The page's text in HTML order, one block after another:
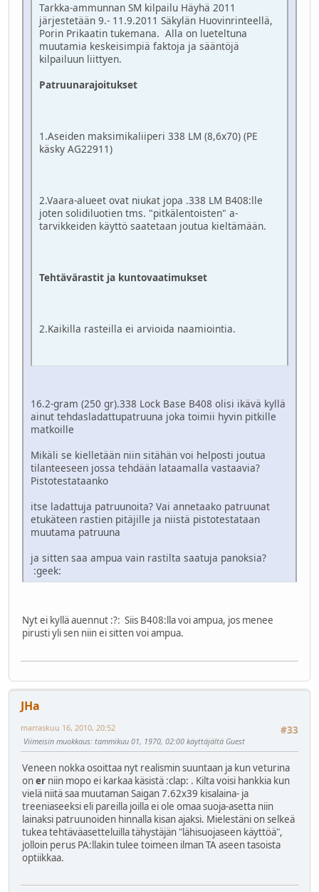
Tarkka-ammunnan SM kilpailu Häyhä 2011
järjestetään 9.- 11.9.2011 Säkylän Huovinrinteellä,
Porin Prikaatin tukemana. Alla on lueteltuna
muutamia keskeisimpiä faktoja ja sääntöjä
kilpailuun liittyen.
Patruunarajoitukset
1.Aseiden maksimikaliiperi 338 LM (8,6x70) (PE
käsky AG22911)
2.Vaara-alueet ovat niukat jopa .338 LM B408:lle
joten solidiluotien tms. "pitkälentoisten" a-
tarvikkeiden käyttö saatetaan joutua kieltämään.
Tehtävärastit ja kuntovaatimukset
2.Kaikilla rasteilla ei arvioida naamiointia.
16.2-gram (250 gr).338 Lock Base B408 olisi ikävä kyllä
ainut tehdasladattupatruuna joka toimii hyvin pitkille
matkoille
Mikäli se kielletään niin sitähän voi helposti joutua
tilanteeseen jossa tehdään lataamalla vastaavia?
Pistotestataanko
itse ladattuja patruunoita? Vai annetaako patruunat
etukäteen rastien pitäjille ja niistä pistotestataan
muutama patruuna
ja sitten saa ampua vain rastilta saatuja panoksia?
:geek:
Nyt ei kyllä auennut :?: Siis B408:lla voi ampua, jos menee
pirusti yli sen niin ei sitten voi ampua.
JHa
#33
marraskuu 16, 2010, 20:52
Viimeisin muokkaus: tammikuu 01, 1970, 02:00 käyttäjältä Guest
Veneen nokka osoittaa nyt realismin suuntaan ja kun veturina
oner niin mopo ei karkaa käsistä :clap: . Kilta voisi hankkia kun
vielä niitä saa muutaman Saigan 7.62x39 kisalaina- ja
treeniaseeksi eli pareilla joilla ei ole omaa suoja-asetta niin
lainaksi patruunoiden hinnalla kisan ajaksi. Mielestäni on selkeä
tukea tehtäväasetteluilla tähystäjän "lähisuojaseen käyttöä",
jolloin perus PA:llakin tulee toimeen ilman TA aseen tasoista
optiikkaa.